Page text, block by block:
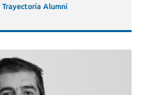
Trayectoria Alumni